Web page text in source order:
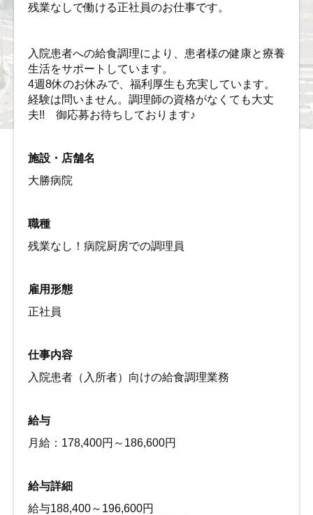
残業なしで働ける正社員のお仕事です。
入院患者への給食調理により、患者様の健康と療養
生活をサポートしています。
4週8休のお休みで、福利厚生も充実しています。
経験は問いません。調理師の資格がなくても大丈
夫!! 御応募お待ちしております♪
施設・店舗名
大勝病院
職種
残業なし！病院厨房での調理員
雇用形態
正社員
仕事内容
入院患者（入所者）向けの給食調理業務
給与
月給：178,400円～186,600円
給与詳細
給与188,400～196,600円